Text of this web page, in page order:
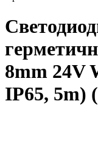
8mm 24V
IP65, 5m)